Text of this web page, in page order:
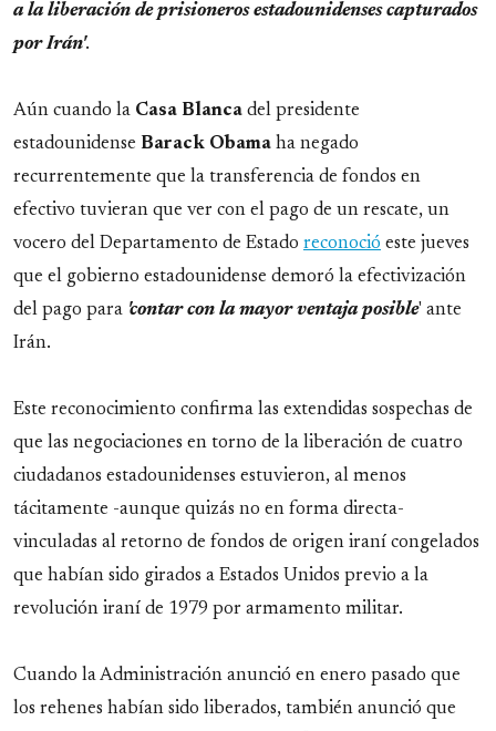
a la liberación de prisioneros estadounidenses capturados
por Irán'.
Aún cuando la Casa Blanca del presidente
estadounidense Barack Obama ha negado
recurrentemente que la transferencia de fondos en
efectivo tuvieran que ver con el pago de un rescate, un
vocero del Departamento de Estado reconoció este jueves
que el gobierno estadounidense demoró la efectivización
del pago para 'contar con la mayor ventaja posible' ante
Irán.
Este reconocimiento confirma las extendidas sospechas de
que las negociaciones en torno de la liberación de cuatro
ciudadanos estadounidenses estuvieron, al menos
tácitamente -aunque quizás no en forma directa-
vinculadas al retorno de fondos de origen iraní congelados
que habían sido girados a Estados Unidos previo a la
revolución iraní de 1979 por armamento militar.
Cuando la Administración anunció en enero pasado que
los rehenes habían sido liberados, también anunció que